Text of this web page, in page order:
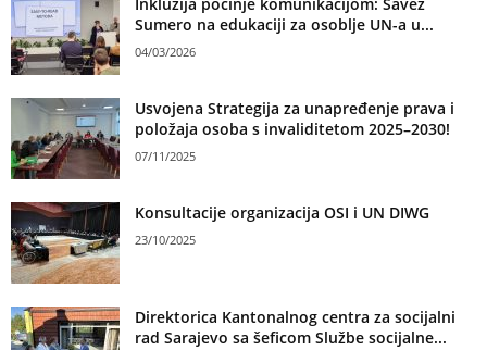
Sumero na edukaciji za osoblje UN-a u...
04/03/2026
Usvojena Strategija za unapređenje prava i
položaja osoba s invaliditetom 2025–2030!
07/11/2025
Konsultacije organizacija OSI i UN DIWG
23/10/2025
Direktorica Kantonalnog centra za socijalni
rad Sarajevo sa šeficom Službe socijalne...